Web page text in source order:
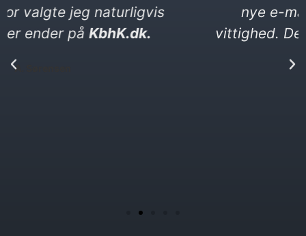
nye e-mail må gerne være en
vittighed. Den ender på kebabser. dk​